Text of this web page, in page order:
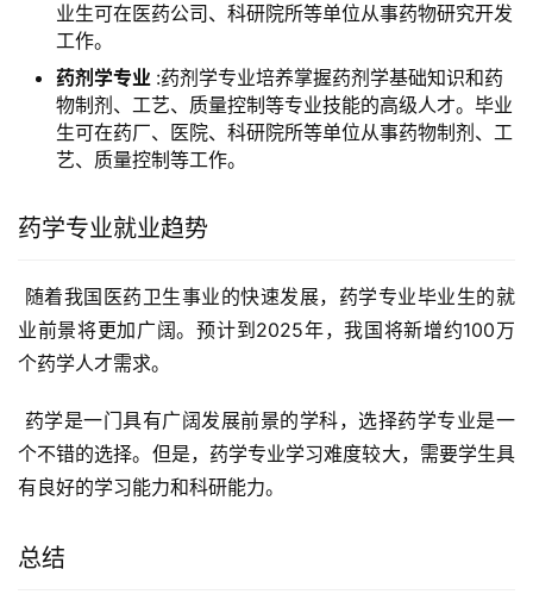
业生可在医药公司、科研院所等单位从事药物研究开发
工作。
药剂学专业 :药剂学专业培养掌握药剂学基础知识和药
物制剂、工艺、质量控制等专业技能的高级人才。毕业
生可在药厂、医院、科研院所等单位从事药物制剂、工
艺、质量控制等工作。
药学专业就业趋势
业前景将更加广阔。预计到2025年，我国将新增约100万
个药学人才需求。
个不错的选择。但是，药学专业学习难度较大，需要学生具
有良好的学习能力和科研能力。
总结